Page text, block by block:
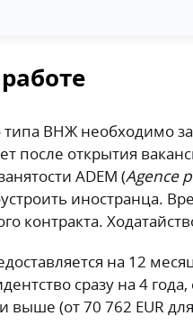
типа ВНЖ необходимо
после открытия
ADEM (Agence
иностранца.
контракта.
на 12
сразу на 4
выше (от 70 762 EUR